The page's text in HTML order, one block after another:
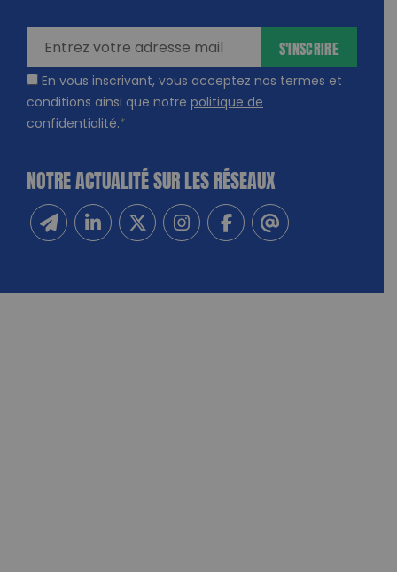
En vous inscrivant, vous acceptez nos termes et
conditions ainsi que notre politique de
confidentialité.*
S'INSCRIRE
NOTRE ACTUALITÉ SUR LES RÉSEAUX